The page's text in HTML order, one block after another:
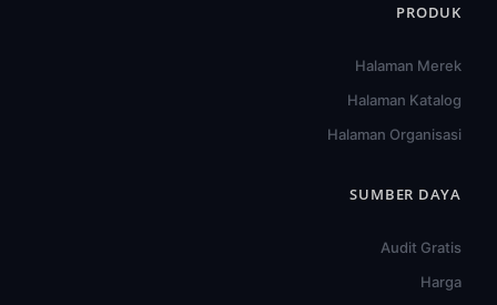
PRODUK
Halaman Merek
Halaman Katalog
Halaman Organisasi
SUMBER DAYA
Audit Gratis
Harga